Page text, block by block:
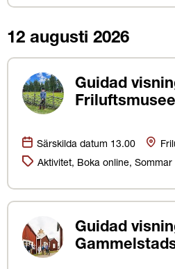
12 augusti 2026
Guidad
Datum:
Särskilda datum 13.00
Kategorier:
Aktivitet, Boka online, Sommar
Guidad